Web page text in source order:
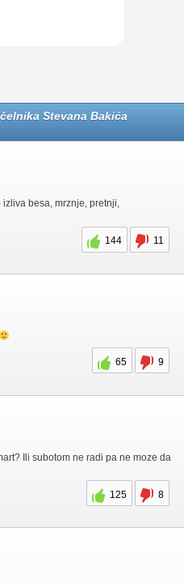
Stevana Bakića
besa, mrznje, pretnji,
144
11
65
9
Ili subotom ne radi pa ne moze da
125
8